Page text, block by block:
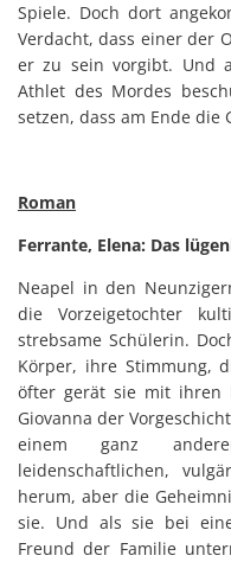
Spiele. Doch dort
Verdacht, dass einer der
er zu sein vorgibt. Und
Athlet des Mordes
setzen, dass am Ende die
Roman
Ferrante, Elena: Das
Neapel in den
die Vorzeigetochter
strebsame Schülerin.
Körper, ihre Stimmung,
öfter gerät sie mit ihren
Giovanna der
einem ganz
leidenschaftlichen,
herum, aber die
sie. Und als sie bei
Freund der Familie